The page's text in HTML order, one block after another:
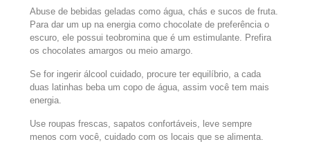
Abuse de bebidas geladas como água, chás e sucos de fruta.
Para dar um up na energia como chocolate de preferência o
escuro, ele possui teobromina que é um estimulante. Prefira
os chocolates amargos ou meio amargo.
Se for ingerir álcool cuidado, procure ter equilíbrio, a cada
duas latinhas beba um copo de água, assim você tem mais
energia.
Use roupas frescas, sapatos confortáveis, leve sempre
menos com você, cuidado com os locais que se alimenta.